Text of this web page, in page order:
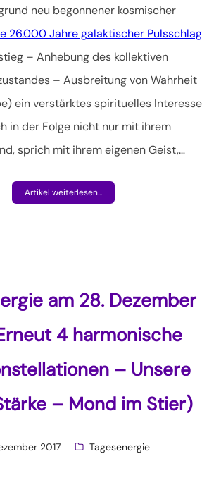
neu begonnener kosmischer
26.000 Jahre galaktischer Pulsschlag
– Anhebung des kollektiven
– Ausbreitung von Wahrheit
ein verstärktes spirituelles Interesse
in der Folge nicht nur mit ihrem
sprich mit ihrem eigenen Geist,…
Artikel weiterlesen...
am 28. Dezember
4 harmonische
– Unsere
– Mond im Stier)
2017 Tagesenergie